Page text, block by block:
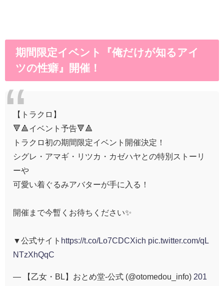
期間限定イベント『俺だけが知るアイ
ツの性癖』開催！
【トラクロ】
🔻🔺イベント予告🔻🔺
トラクロ初の期間限定イベント開催決定！
シグレ・アマギ・リツカ・カゼハヤとの特別ストーリ
ーや
可愛い着ぐるみアバターが手に入る！
開催まで今暫くお待ちください✨
▼公式サイト https://t.co/Lo7CDCXich pic.twitter.com/qL
NTzXhQqC
— 【乙女・BL】おとめ堂-公式 (@otomedou_info) 201